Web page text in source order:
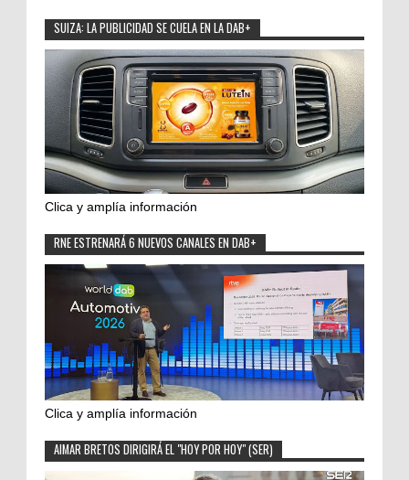
SUIZA: LA PUBLICIDAD SE CUELA EN LA DAB+
Clica y amplía información
RNE ESTRENARÁ 6 NUEVOS CANALES EN DAB+
Clica y amplía información
AIMAR BRETOS DIRIGIRÁ EL "HOY POR HOY" (SER)